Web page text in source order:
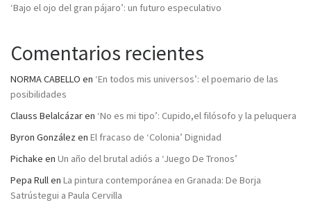
‘Bajo el ojo del gran pájaro’: un futuro especulativo
Comentarios recientes
NORMA CABELLO en ‘En todos mis universos’: el poemario de las
posibilidades
Clauss Belalcázaren ‘No es mi tipo’: Cupido,el filósofo y la peluquera
Byron González en El fracaso de ‘Colonia’ Dignidad
Pichake en Un año del brutal adiós a ‘Juego De Tronos’
Pepa Rullen La pintura contemporánea en Granada: De Borja
Satrústegui a Paula Cervilla